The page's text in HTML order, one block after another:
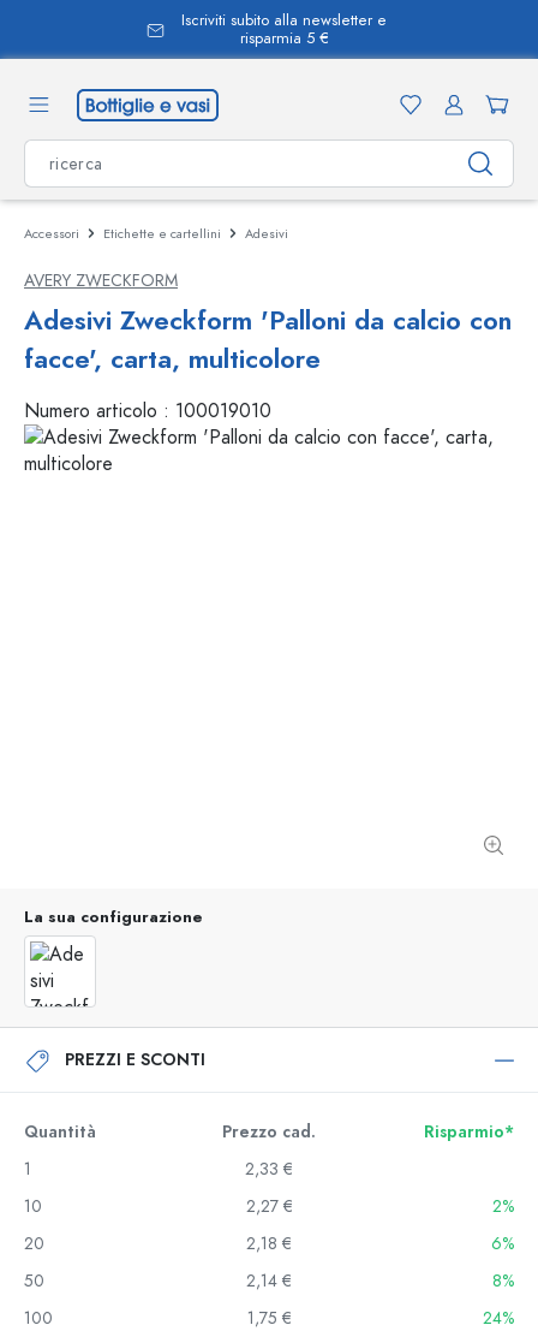
Iscriviti subito alla newsletter e
risparmia 5 €
Accessori Etichette e cartellini Adesivi
AVERY ZWECKFORM
Adesivi Zweckform 'Palloni da calcio con
facce', carta, multicolore
Numero articolo : 100019010
La sua configurazione
PREZZI E SCONTI
Quantità Prezzo cad.
Risparmio*
1
2,33 €
10
2,27 €
2%
20
2,18 €
6%
50
2,14 €
8%
100
1,75 €
24%